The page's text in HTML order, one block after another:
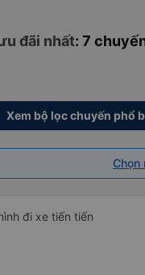
đãi nhất: 7
Xem bộ lọc chuyến phổ
Chọn
đi xe tiến tiến